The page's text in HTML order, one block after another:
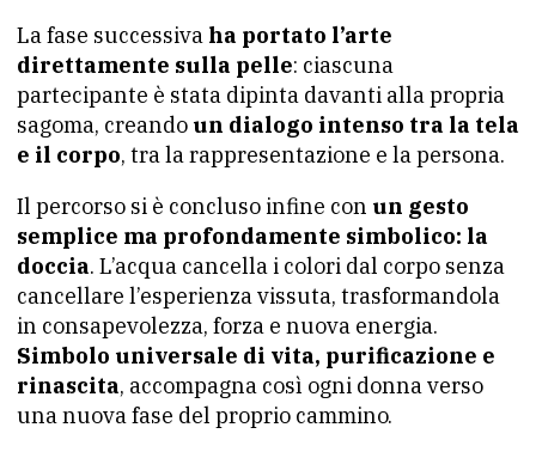
La fase successiva ha portato l’arte
direttamente sulla pelle: ciascuna
partecipante è stata dipinta davanti alla propria
sagoma, creando un dialogo intenso tra la tela
e il corpo, tra la rappresentazione e la persona.
Il percorso si è concluso infine con un gesto
semplice ma profondamente simbolico: la
doccia. L’acqua cancella i colori dal corpo senza
cancellare l’esperienza vissuta, trasformandola
in consapevolezza, forza e nuova energia.
Simbolo universale di vita, purificazione e
rinascita, accompagna così ogni donna verso
una nuova fase del proprio cammino.